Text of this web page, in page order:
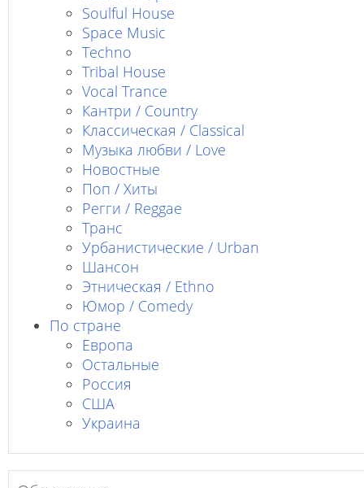
Soulful House
Space Music
Techno
Tribal House
Vocal Trance
Кантри / Country
Классическая / Classical
Музыка любви / Love
Новостные
Поп / Хиты
Регги / Reggae
Транс
Урбанистические / Urban
Шансон
Этническая / Ethno
Юмор / Comedy
По стране
Европа
Остальные
Россия
США
Украина